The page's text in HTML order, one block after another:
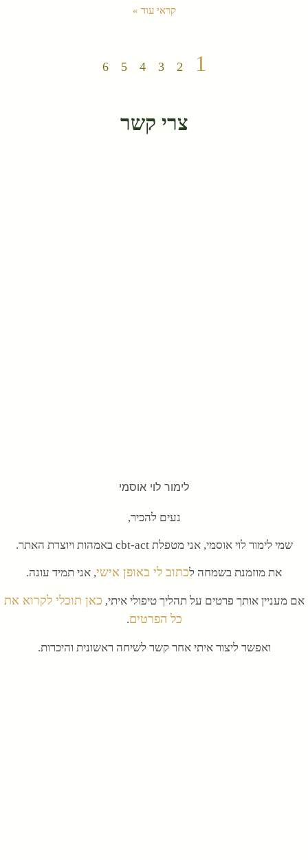
קראי עוד »
1
2
3
4
5
6
צרי קשר
לימור לוי אוסמי
נעים להכיר,
שמי לימור לוי אוסמי, אני מטפלת cbt-act באמהות ויוצרת האתר.
את מוזמנת בשמחה לכתוב לי באופן אישי, אני תמיד עונה.
אם מעניין אותך פרטים על תהליך טיפולי איתי, כאן תוכלי לקרוא את
כל הפרטים.
ואפשר ליצור איתי אחר קשר לשיחה ראשונית והיכרות.